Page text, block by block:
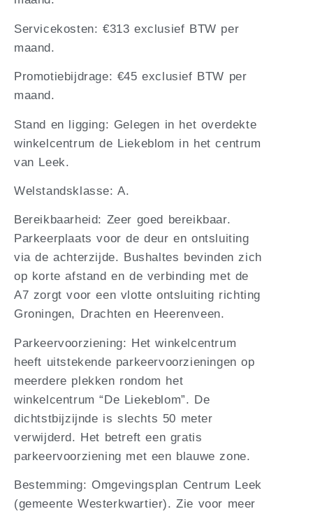
Servicekosten: €313 exclusief BTW per
maand.
Promotiebijdrage: €45 exclusief BTW per
maand.
Stand en ligging: Gelegen in het overdekte
winkelcentrum de Liekeblom in het centrum
van Leek.
Welstandsklasse: A.
Bereikbaarheid: Zeer goed bereikbaar.
Parkeerplaats voor de deur en ontsluiting
via de achterzijde. Bushaltes bevinden zich
op korte afstand en de verbinding met de
A7 zorgt voor een vlotte ontsluiting richting
Groningen, Drachten en Heerenveen.
Parkeervoorziening: Het winkelcentrum
heeft uitstekende parkeervoorzieningen op
meerdere plekken rondom het
winkelcentrum “De Liekeblom”. De
dichtstbijzijnde is slechts 50 meter
verwijderd. Het betreft een gratis
parkeervoorziening met een blauwe zone.
Bestemming: Omgevingsplan Centrum Leek
(gemeente Westerkwartier). Zie voor meer